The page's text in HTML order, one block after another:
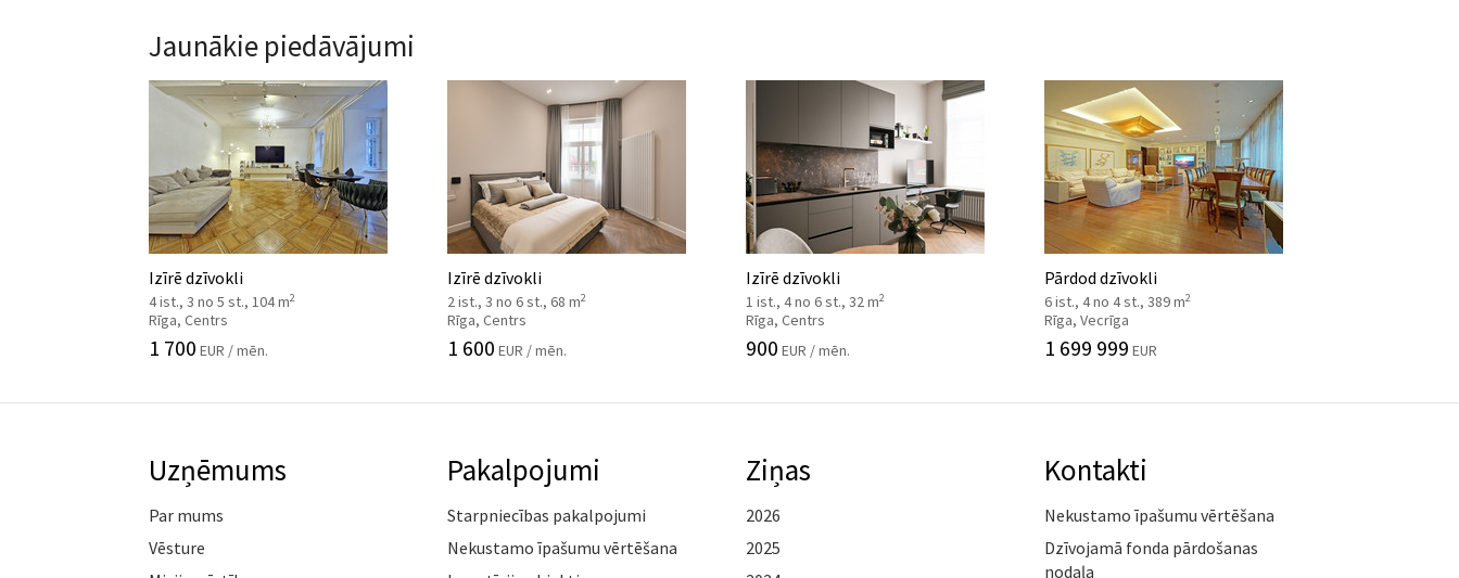
Jaunākie piedāvājumi
Izīrē dzīvokli
4 ist., 3 no 5 st., 104 m2
Rīga, Centrs
1 700 EUR / mēn.
Izīrē dzīvokli
2 ist., 3 no 6 st., 68 m2
Rīga, Centrs
1 600 EUR / mēn.
Izīrē dzīvokli
1 ist., 4 no 6 st., 32 m2
Rīga, Centrs
900 EUR / mēn.
Pārdod dzīvokli
6 ist., 4 no 4 st., 389 m2
Rīga, Vecrīga
1 699 999 EUR
Uzņēmums
Par mums
Vēsture
Pakalpojumi
Starpniecības pakalpojumi
Nekustamo īpašumu vērtēšana
Ziņas
2026
2025
Kontakti
Nekustamo īpašumu vērtēšana
Dzīvojamā fonda pārdošanas
nodaļa